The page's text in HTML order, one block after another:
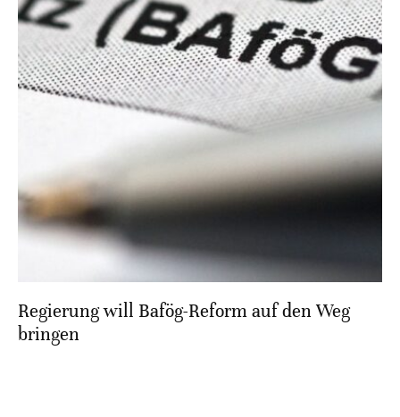
Regierung will Bafög-Reform auf den Weg
bringen